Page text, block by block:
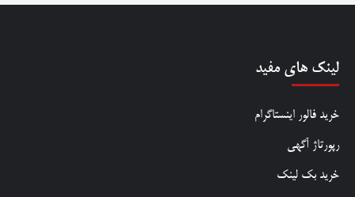
لینک های مفید
خرید فالور اینستاگرام
رپورتاژ آگهی
خرید بک لینک